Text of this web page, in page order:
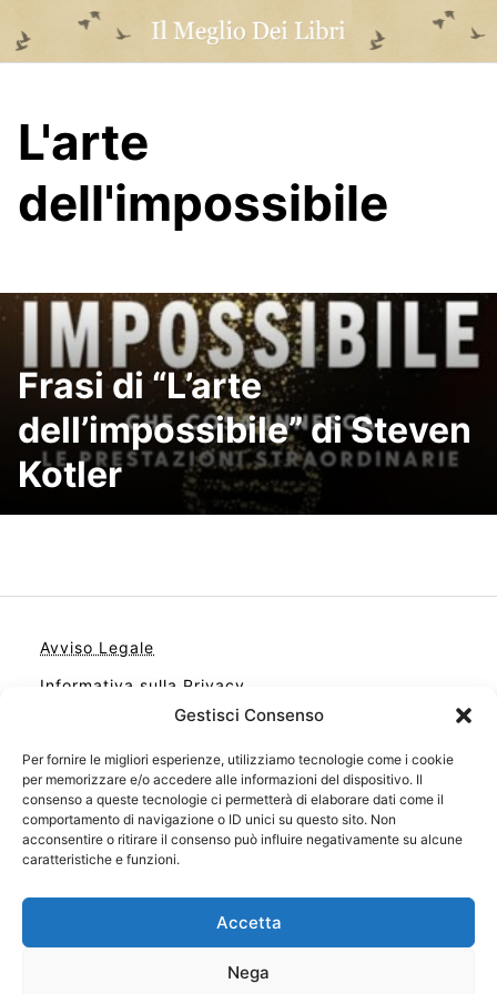
Gestisci Consenso
Per fornire le migliori esperienze, utilizziamo tecnologie come i cookie
per memorizzare e/o accedere alle informazioni del dispositivo. Il
consenso a queste tecnologie ci permetterà di elaborare dati come il
comportamento di navigazione o ID unici su questo sito. Non
acconsentire o ritirare il consenso può influire negativamente su alcune
caratteristiche e funzioni.
Accetta
Nega
content
L'arte
dell'impossibile
Frasi di “L’arte
dell’impossibile” di Steven
Kotler
Avviso Legale
Informativa sulla Privacy
Contatto
Cookie Policy (UE)